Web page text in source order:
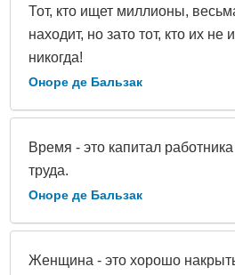
Тот, кто ищет миллионы,
находит, но зато тот, кто их не
никогда!
Оноре де Бальзак
Время - это капитал
труда.
Оноре де Бальзак
Женщина - это хорошо